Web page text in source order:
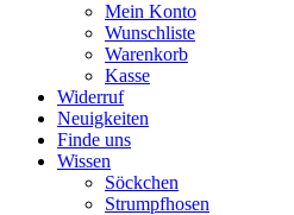
Mein Konto
Wunschliste
Warenkorb
Kasse
Widerruf
Neuigkeiten
Finde uns
Wissen
Söckchen
Strumpfhosen